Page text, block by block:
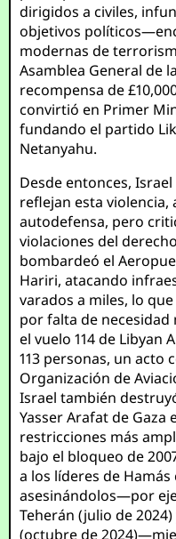
dirigidos a civiles,
objetivos
modernas de
Asamblea General de
recompensa de
convirtió en Primer
fundando el partido
Netanyahu.
Desde entonces,
reflejan esta
autodefensa, pero
violaciones del
bombardeó el
Hariri, atacando
varados a miles, lo
por falta de necesidad
el vuelo 114 de Libyan
113 personas, un acto
Organización de
Israel también
Yasser Arafat de Gaza
restricciones más
bajo el bloqueo de
a los líderes de
asesinándolos—por
Teherán (julio de
(octubre de